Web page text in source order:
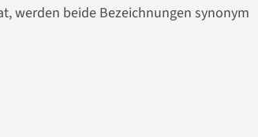
werden beide Bezeichnungen synonym